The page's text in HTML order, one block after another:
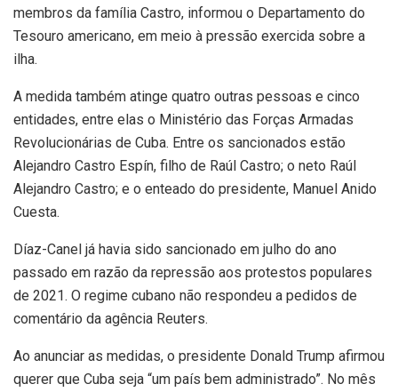
membros da família Castro, informou o Departamento do
Tesouro americano, em meio à pressão exercida sobre a
ilha.
A medida também atinge quatro outras pessoas e cinco
entidades, entre elas o Ministério das Forças Armadas
Revolucionárias de Cuba. Entre os sancionados estão
Alejandro Castro Espín, filho de Raúl Castro; o neto Raúl
Alejandro Castro; e o enteado do presidente, Manuel Anido
Cuesta.
Díaz-Canel já havia sido sancionado em julho do ano
passado em razão da repressão aos protestos populares
de 2021. O regime cubano não respondeu a pedidos de
comentário da agência Reuters.
Ao anunciar as medidas, o presidente Donald Trump afirmou
querer que Cuba seja “um país bem administrado”. No mês